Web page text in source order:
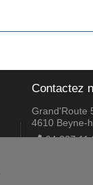
Contactez
Grand'Route
4610 Beyne-
04 227 11